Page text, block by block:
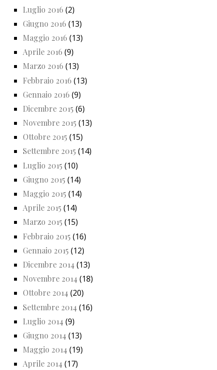
Luglio 2016 (2)
Giugno 2016 (13)
Maggio 2016 (13)
Aprile 2016 (9)
Marzo 2016 (13)
Febbraio 2016 (13)
Gennaio 2016 (9)
Dicembre 2015 (6)
Novembre 2015 (13)
Ottobre 2015 (15)
Settembre 2015 (14)
Luglio 2015 (10)
Giugno 2015 (14)
Maggio 2015 (14)
Aprile 2015 (14)
Marzo 2015 (15)
Febbraio 2015 (16)
Gennaio 2015 (12)
Dicembre 2014 (13)
Novembre 2014 (18)
Ottobre 2014 (20)
Settembre 2014 (16)
Luglio 2014 (9)
Giugno 2014 (13)
Maggio 2014 (19)
Aprile 2014 (17)